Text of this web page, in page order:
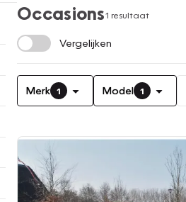
Occasions1 resultaat
Vergelijken
Merk 1 Model 1